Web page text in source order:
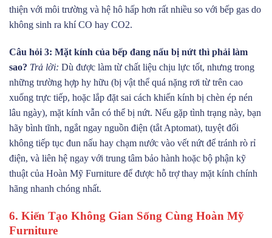
thiện với môi trường và hệ hô hấp hơn rất nhiều so với bếp gas do
không sinh ra khí CO hay CO2.
Câu hỏi 3: Mặt kính của bếp đang nấu bị nứt thì phải làm
sao? Trả lời: Dù được làm từ chất liệu chịu lực tốt, nhưng trong
những trường hợp hy hữu (bị vật thể quá nặng rơi từ trên cao
xuống trực tiếp, hoặc lắp đặt sai cách khiến kính bị chèn ép nén
lâu ngày), mặt kính vẫn có thể bị nứt. Nếu gặp tình trạng này, bạn
hãy bình tĩnh, ngắt ngay nguồn điện (tắt Aptomat), tuyệt đối
không tiếp tục đun nấu hay chạm nước vào vết nứt để tránh rò rỉ
điện, và liên hệ ngay với trung tâm bảo hành hoặc bộ phận kỹ
thuật của Hoàn Mỹ Furniture để được hỗ trợ thay mặt kính chính
hãng nhanh chóng nhất.
6. Kiến Tạo Không Gian Sống Cùng Hoàn Mỹ
Furniture